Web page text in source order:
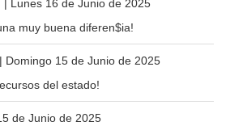
| Lunes 16 de Junio de 2025
muy buena diferen$ia!
| Domingo 15 de Junio de 2025
del estado!
de Junio de 2025